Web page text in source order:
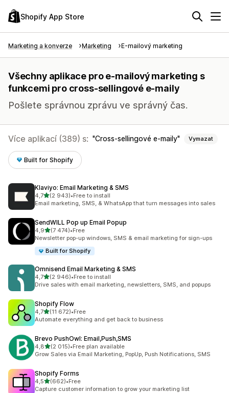
Shopify App Store
Marketing a konverze Marketing E-mailový marketing
Všechny aplikace pro e-mailový marketing s
funkcemi pro cross-sellingové e-maily
Pošlete správnou zprávu ve správný čas.
Více aplikací (389) s: Cross-sellingové e-maily Vymazat
Built for Shopify
Klaviyo: Email Marketing & SMS
4,7z 5 hvězd
(2 943)
Celkový počet recenzí: 2943
•Free to install
Email marketing, SMS, & WhatsApp that turn messages into sales
SendWILL Pop up Email Popup
4,9z 5 hvězd
(7 474)
Celkový počet recenzí: 7474
•Free
Newsletter pop-up windows, SMS & email marketing for sign-ups
Built for Shopify
Omnisend Email Marketing & SMS
4,7z 5 hvězd
(2 946)
Celkový počet recenzí: 2946
•Free to install
Drive sales with email marketing, newsletters, SMS, and popups
Shopify Flow
4,7z 5 hvězd
(11 672)
Celkový počet recenzí: 11672
•Free
Automate everything and get back to business
Brevo PushOwl: Email,Push,SMS
4,8z 5 hvězd
(2 015)
Celkový počet recenzí: 2015
•Free plan available
Grow Sales via Email Marketing, PopUp, Push Notifications, SMS
Shopify Forms
4,5z 5 hvězd
(662)
Celkový počet recenzí: 662
•Free
Capture customer information to grow your marketing list